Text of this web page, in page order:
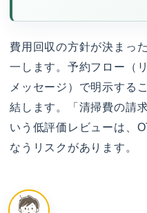
費用回収の方針が決まっ
一します。予約フロー（
メッセージ）で明示する
結します。「清掃費の請
いう低評価レビューは、
なうリスクがあります。